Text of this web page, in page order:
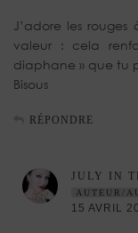
J’adore les
valeur : cela
diaphane » que tu
Bisous
RÉPONDRE
JULY IN
AUTEUR/
15 AVRIL